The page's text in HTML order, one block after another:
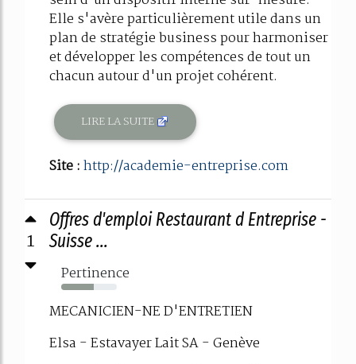
Elle s'avère particulièrement utile dans un
plan de stratégie business pour harmoniser
et développer les compétences de tout un
chacun autour d'un projet cohérent.
LIRE LA SUITE
Site :http://academie-entreprise.com
1
Offres d'emploi Restaurant d Entreprise -
Suisse ...
Pertinence
58%
MECANICIEN-NE D'ENTRETIEN
Elsa - Estavayer Lait SA - Genève